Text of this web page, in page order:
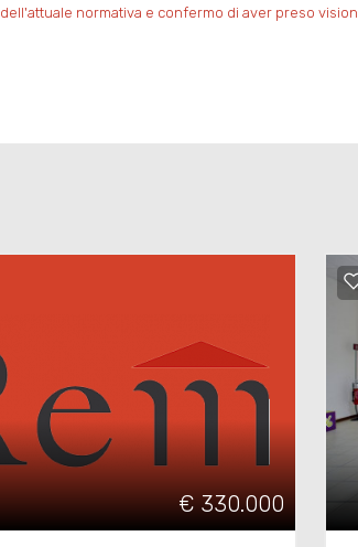
dell'attuale normativa e confermo di aver preso
€ 330.000